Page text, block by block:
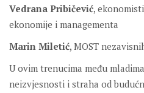
Vedrana Pribičević,
ekonomije i managementa
Marin Miletić, MOST
U ovim trenucima među
neizvjesnosti i straha od